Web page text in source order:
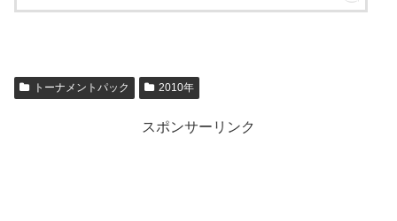
トーナメントパック 2010年
スポンサーリンク